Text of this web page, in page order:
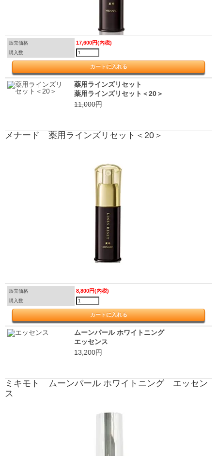
販売価格 17,600円(内税)
購入数
薬用ラインズリセット
薬用ラインズリセット＜20＞
11,000円
メナード 薬用ラインズリセット＜20＞
販売価格 8,800円(内税)
購入数
ムーンパール ホワイトニング
エッセンス
13,200円
ミキモト ムーンパール ホワイトニング エッセン
ス